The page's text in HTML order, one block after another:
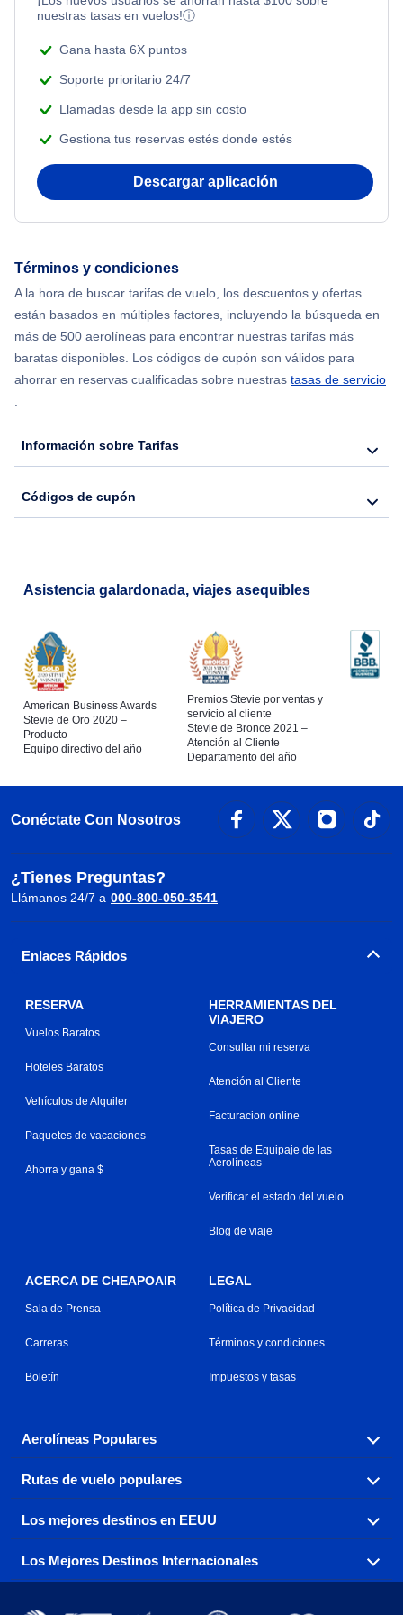
Flights Under $99
Honeymoon Vacations
Romantic Vacations
Adventure Vacations
nuestras tasas en vuelos!ⓘ
Gana hasta 6X puntos
Soporte prioritario 24/7
Llamadas desde la app sin costo
Gestiona tus reservas estés donde estés
Descargar aplicación
Términos y condiciones
A la hora de buscar tarifas de vuelo, los descuentos y ofertas
están basados en múltiples factores, incluyendo la búsqueda en
más de 500 aerolíneas para encontrar nuestras tarifas más
baratas disponibles. Los códigos de cupón son válidos para
ahorrar en reservas cualificadas sobre nuestras tasas de servicio
.
Información sobre Tarifas
Códigos de cupón
Asistencia galardonada, viajes asequibles
American Business Awards
Stevie de Oro 2020 –
Producto
Equipo directivo del año
Premios Stevie por ventas y
servicio al cliente
Stevie de Bronce 2021 –
Atención al Cliente
Departamento del año
Conéctate Con Nosotros
¿Tienes Preguntas?
Llámanos 24/7 a 000-800-050-3541
Enlaces Rápidos
RESERVA
Vuelos Baratos
Hoteles Baratos
Vehículos de Alquiler
Paquetes de vacaciones
Ahorra y gana $
HERRAMIENTAS DEL
VIAJERO
Consultar mi reserva
Atención al Cliente
Facturacion online
Tasas de Equipaje de las
Aerolíneas
Verificar el estado del vuelo
Blog de viaje
ACERCA DE CHEAPOAIR
Sala de Prensa
Carreras
Boletín
LEGAL
Política de Privacidad
Términos y condiciones
Impuestos y tasas
Aerolíneas Populares
Explora nuestras opciones de tarifas aéreas baratas por
aerolínea, con más de 500 opciones para elegir.
Aeromexico
Air France Alaska Airlines
Rutas de vuelo populares
Reserva una de nuestras rutas de vuelo más populares
con tres sencillos clics.
Los mejores destinos en EEUU
Encuentra boletos de avión baratos a destinos
populares de los EEUU de costa a costa.
Los Mejores Destinos Internacionales